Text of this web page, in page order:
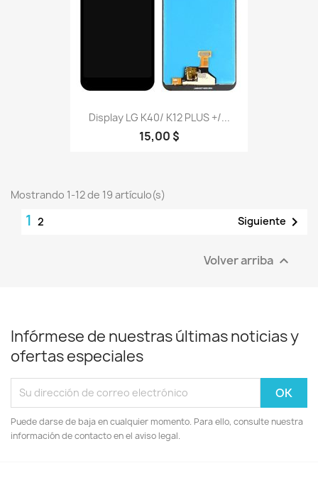
Display LG K40/ K12 PLUS +/...
15,00 $
Mostrando 1-12 de 19 artículo(s)
1 2 Siguiente 
Volver arriba 
Infórmese de nuestras últimas noticias y
ofertas especiales
Puede darse de baja en cualquier momento. Para ello, consulte nuestra
información de contacto en el aviso legal.